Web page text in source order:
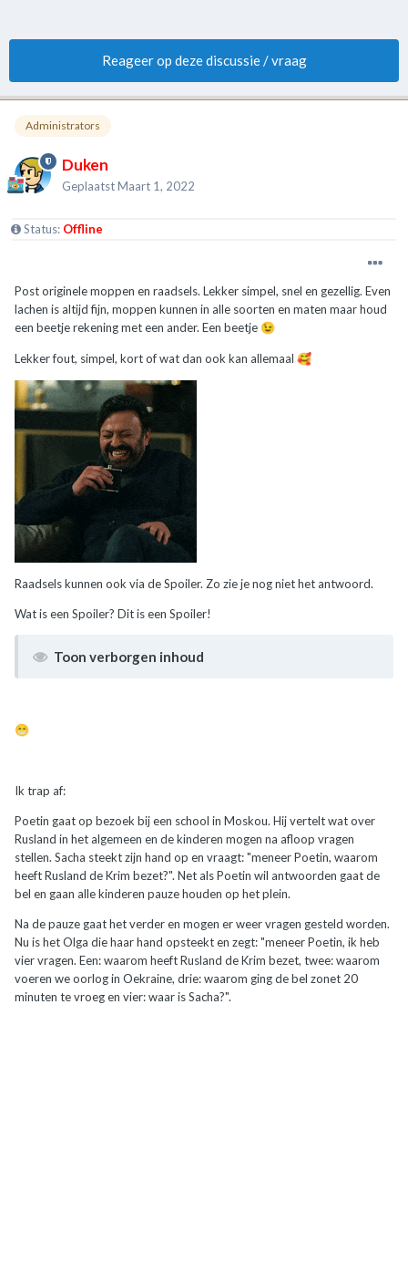
Reageer op deze discussie / vraag
Administrators
Duken
GeplaatstMaart 1, 2022
Status: Offline
Post originele moppen en raadsels. Lekker simpel, snel en gezellig. Even
lachen is altijd fijn, moppen kunnen in alle soorten en maten maar houd
een beetje rekening met een ander. Een beetje 😉
Lekker fout, simpel, kort of wat dan ook kan allemaal 🥰
Raadsels kunnen ook via de Spoiler. Zo zie je nog niet het antwoord.
Wat is een Spoiler? Dit is een Spoiler!
Toon verborgen inhoud
😁
Ik trap af:
Poetin gaat op bezoek bij een school in Moskou. Hij vertelt wat over
Rusland in het algemeen en de kinderen mogen na afloop vragen
stellen. Sacha steekt zijn hand op en vraagt: "meneer Poetin, waarom
heeft Rusland de Krim bezet?". Net als Poetin wil antwoorden gaat de
bel en gaan alle kinderen pauze houden op het plein.
Na de pauze gaat het verder en mogen er weer vragen gesteld worden.
Nu is het Olga die haar hand opsteekt en zegt: "meneer Poetin, ik heb
vier vragen. Een: waarom heeft Rusland de Krim bezet, twee: waarom
voeren we oorlog in Oekraine, drie: waarom ging de bel zonet 20
minuten te vroeg en vier: waar is Sacha?".